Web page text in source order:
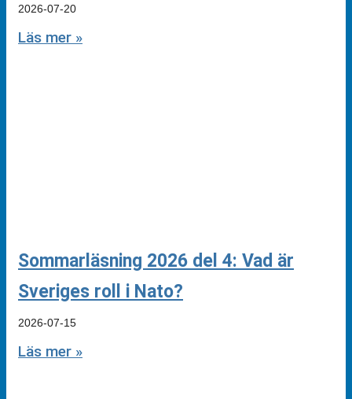
2026-07-20
Läs mer »
Sommarläsning 2026 del 4: Vad är
Sveriges roll i Nato?
2026-07-15
Läs mer »